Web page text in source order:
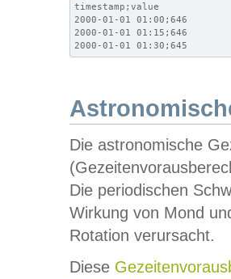
timestamp;value
2000-01-01 01:00;646
2000-01-01 01:15;646
2000-01-01 01:30;645
Die astronomische
Die periodischen
Wirkung von Mond
Rotation verursacht.
Diese